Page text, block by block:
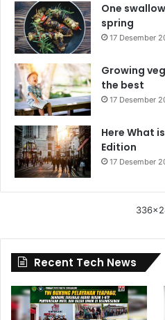
One
spring
17 Desember
Growing
the best
17 Desember
Here What
Edition
17 Desember
Recent Tech News